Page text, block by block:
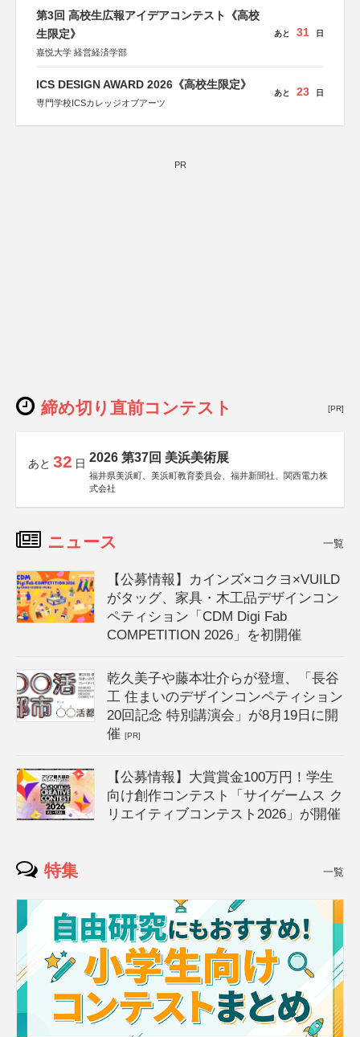
第3回 高校生広報アイデアコンテスト《高校
生限定》
嘉悦大学 経営経済学部
あと 31 日
ICS DESIGN AWARD 2026《高校生限定》
専門学校ICSカレッジオブアーツ
あと 23 日
PR
締め切り直前コンテスト [PR]
あと 32 日 2026 第37回 美浜美術展
福井県美浜町、美浜町教育委員会、福井新聞社、関西電力株
式会社
ニュース 一覧
【公募情報】カインズ×コクヨ×VUILD
がタッグ、家具・木工品デザインコン
ペティション「CDM Digi Fab
COMPETITION 2026」を初開催
乾久美子や藤本壮介らが登壇、「長谷
工 住まいのデザインコンペティション
20回記念 特別講演会」が8月19日に開
催[PR]
【公募情報】大賞賞金100万円！学生
向け創作コンテスト「サイゲームス ク
リエイティブコンテスト2026」が開催
特集 一覧